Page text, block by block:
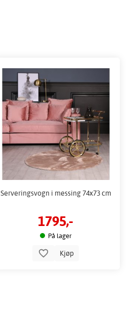
Serveringsvogn i messing 74x73 cm
1795,-
På lager
Kjøp